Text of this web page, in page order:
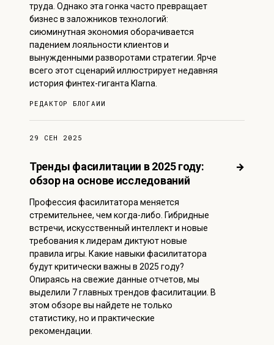
труда. Однако эта гонка часто превращает
бизнес в заложников технологий:
сиюминутная экономия оборачивается
падением лояльности клиентов и
вынужденными разворотами стратегии. Ярче
всего этот сценарий иллюстрирует недавняя
история финтех-гиганта Klarna.
РЕДАКТОР БЛОГА ИИ
29 СЕН 2025
Тренды фасилитации в 2025 году:
обзор на основе исследований
Профессия фасилитатора меняется
стремительнее, чем когда-либо. Гибридные
встречи, искусственный интеллект и новые
требования к лидерам диктуют новые
правила игры. Какие навыки фасилитатора
будут критически важны в 2025 году?
Опираясь на свежие данные отчетов, мы
выделили 7 главных трендов фасилитации. В
этом обзоре вы найдете не только
статистику, но и практические
рекомендации.
→